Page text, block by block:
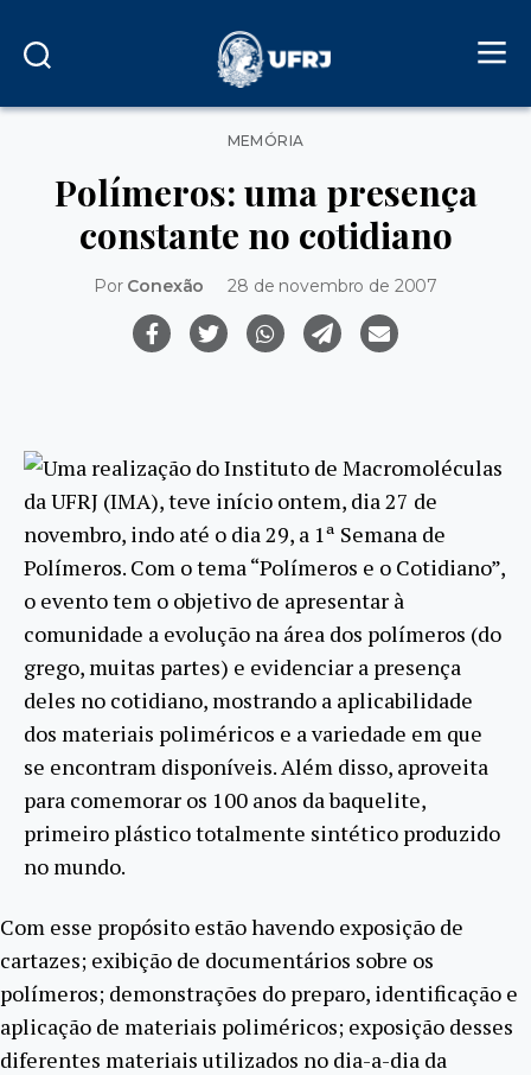
Categorias
MEMÓRIA
Polímeros: uma presença
constante no cotidiano
Por Conexão 28 de novembro de 2007
Uma realização do Instituto de Macromoléculas
da UFRJ (IMA), teve início ontem, dia 27 de
novembro, indo até o dia 29, a 1ª Semana de
Polímeros. Com o tema “Polímeros e o Cotidiano”,
o evento tem o objetivo de apresentar à
comunidade a evolução na área dos polímeros (do
grego, muitas partes) e evidenciar a presença
deles no cotidiano, mostrando a aplicabilidade
dos materiais poliméricos e a variedade em que
se encontram disponíveis. Além disso, aproveita
para comemorar os 100 anos da baquelite,
primeiro plástico totalmente sintético produzido
no mundo.
Com esse propósito estão havendo exposição de
cartazes; exibição de documentários sobre os
polímeros; demonstrações do preparo, identificação e
aplicação de materiais poliméricos; exposição desses
diferentes materiais utilizados no dia-a-dia da